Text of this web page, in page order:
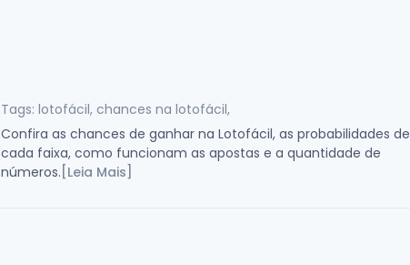
Tags: lotofácil, chances na lotofácil,
Confira as chances de ganhar na Lotofácil, as probabilidades de
cada faixa, como funcionam as apostas e a quantidade de
números. [Leia Mais]